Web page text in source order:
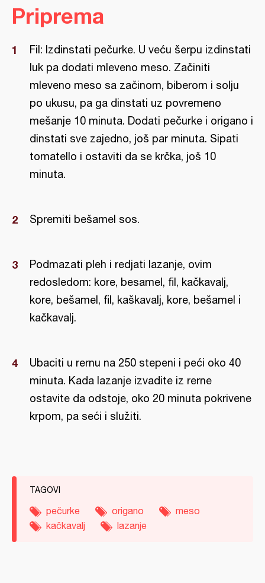
Priprema
Fil: Izdinstati pečurke. U veću šerpu izdinstati
luk pa dodati mleveno meso. Začiniti
mleveno meso sa začinom, biberom i solju
po ukusu, pa ga dinstati uz povremeno
mešanje 10 minuta. Dodati pečurke i origano i
dinstati sve zajedno, još par minuta. Sipati
tomatello i ostaviti da se krčka, još 10
minuta.
Spremiti bešamel sos.
Podmazati pleh i redjati lazanje, ovim
redosledom: kore, besamel, fil, kačkavalj,
kore, bešamel, fil, kaškavalj, kore, bešamel i
kačkavalj.
Ubaciti u rernu na 250 stepeni i peći oko 40
minuta. Kada lazanje izvadite iz rerne
ostavite da odstoje, oko 20 minuta pokrivene
krpom, pa seći i služiti.
TAGOVI
pečurke origano
meso
kačkavalj
lazanje